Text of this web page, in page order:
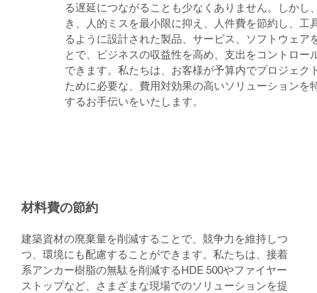
る遅延につながることも少なくありません。しかし
き、人的ミスを最小限に抑え、人件費を節約し、工
るように設計された製品、サービス、ソフトウェア
とで、ビジネスの収益性を高め、支出をコントロー
できます。私たちは、お客様が予算内でプロジェク
ために必要な、費用対効果の高いソリューションを
するお手伝いをいたします。
材料費の節約
建築資材の廃棄量を削減することで、競争力を維持しつ
つ、環境にも配慮することができます。私たちは、接着
系アンカー樹脂の無駄を削減するHDE 500やファイヤー
ストップなど、さまざまな現場でのソリューションを提